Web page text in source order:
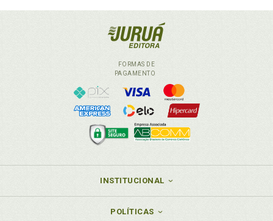
FORMAS DE
PAGAMENTO
INSTITUCIONAL
POLÍTICAS